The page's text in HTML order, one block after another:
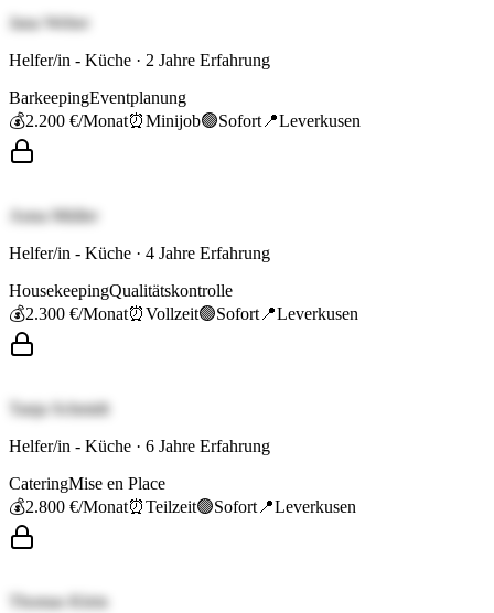
Jana Weber
Helfer/in - Küche · 2 Jahre Erfahrung
BarkeepingEventplanung
💰2.200 €/Monat⏰Minijob🟢Sofort 📍Leverkusen
Anna Müller
Helfer/in - Küche · 4 Jahre Erfahrung
HousekeepingQualitätskontrolle
💰2.300 €/Monat⏰Vollzeit🟢Sofort 📍Leverkusen
Tanja Schmidt
Helfer/in - Küche · 6 Jahre Erfahrung
CateringMise en Place
💰2.800 €/Monat⏰Teilzeit🟢Sofort 📍Leverkusen
Thomas Klein